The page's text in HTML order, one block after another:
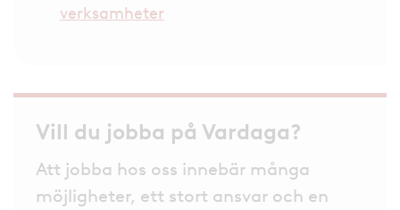
verksamheter
Vill du jobba på Vardaga?
Att jobba hos oss innebär många
möjligheter, ett stort ansvar och en